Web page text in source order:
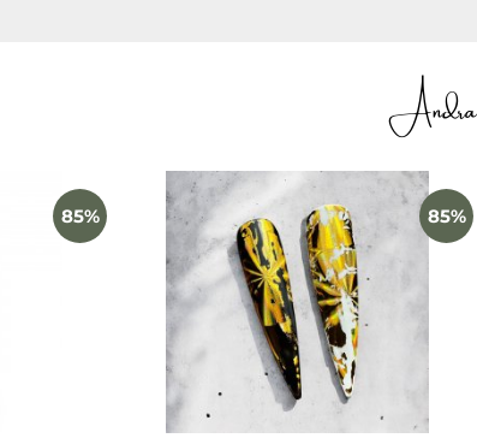
Andra
85% 85%